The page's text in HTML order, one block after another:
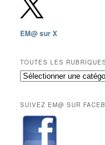
2009,
sauf
12
mois
réservés
aux
EM@ sur X
TOUTES LES
Toutes
de
Edition
Multimédi@
SUIVEZ EM@ SUR